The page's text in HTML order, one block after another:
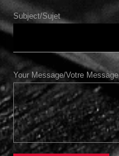
Subject/Sujet
Your Message/Votre Message